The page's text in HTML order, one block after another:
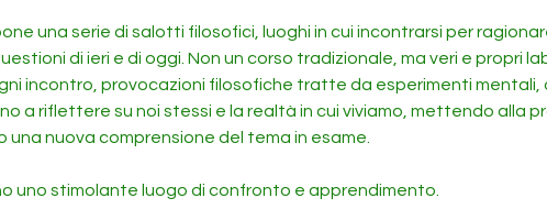
una serie di salotti filosofici, luoghi in cui incontrarsi per
di ieri e di oggi. Non un corso tradizionale, ma veri e propri
incontro, provocazioni filosofiche tratte da esperimenti
a riflettere su noi stessi e la realtà in cui viviamo, mettendo alla
una nuova comprensione del tema in esame.
uno stimolante luogo di confronto e apprendimento.